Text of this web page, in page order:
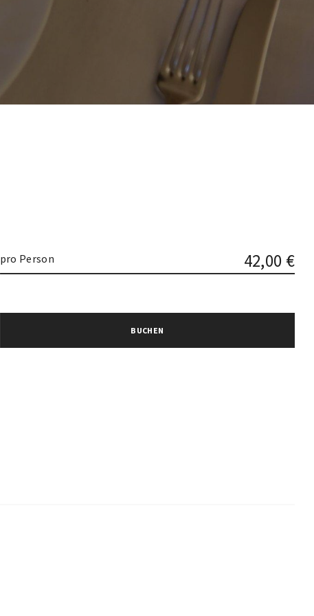
pro Person 42,00 €
BUCHEN